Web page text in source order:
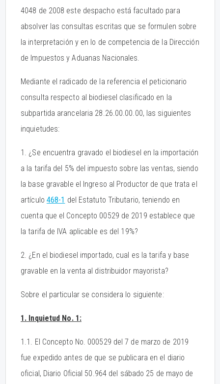
4048 de 2008 este despacho está facultado para
absolver las consultas escritas que se formulen sobre
la interpretación y en lo de competencia de la Dirección
de Impuestos y Aduanas Nacionales.
Mediante el radicado de la referencia el peticionario
consulta respecto al biodiesel clasificado en la
subpartida arancelaria 28.26.00.00.00, las siguientes
inquietudes:
1. ¿Se encuentra gravado el biodiesel en la importación
a la tarifa del 5% del impuesto sobre las ventas, siendo
la base gravable el Ingreso al Productor de que trata el
artículo 468-1 del Estatuto Tributario, teniendo en
cuenta que el Concepto 00529 de 2019 establece que
la tarifa de IVA aplicable es del 19%?
2. ¿En el biodiesel importado, cual es la tarifa y base
gravable en la venta al distribuidor mayorista?
Sobre el particular se considera lo siguiente:
1. Inquietud No. 1:
1.1. El Concepto No. 000529 del 7 de marzo de 2019
fue expedido antes de que se publicara en el diario
oficial, Diario Oficial 50.964 del sábado 25 de mayo de